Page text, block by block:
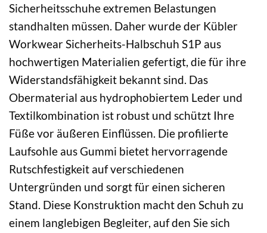
Sicherheitsschuhe extremen Belastungen
standhalten müssen. Daher wurde der Kübler
Workwear Sicherheits-Halbschuh S1P aus
hochwertigen Materialien gefertigt, die für ihre
Widerstandsfähigkeit bekannt sind. Das
Obermaterial aus hydrophobiertem Leder und
Textilkombination ist robust und schützt Ihre
Füße vor äußeren Einflüssen. Die profilierte
Laufsohle aus Gummi bietet hervorragende
Rutschfestigkeit auf verschiedenen
Untergründen und sorgt für einen sicheren
Stand. Diese Konstruktion macht den Schuh zu
einem langlebigen Begleiter, auf den Sie sich